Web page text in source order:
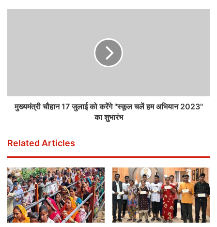
मुख्यमंत्री चौहान 17 जुलाई को करेंगे "स्कूल चलें हम अभियान 2023"
का शुभारंभ
Related Articles